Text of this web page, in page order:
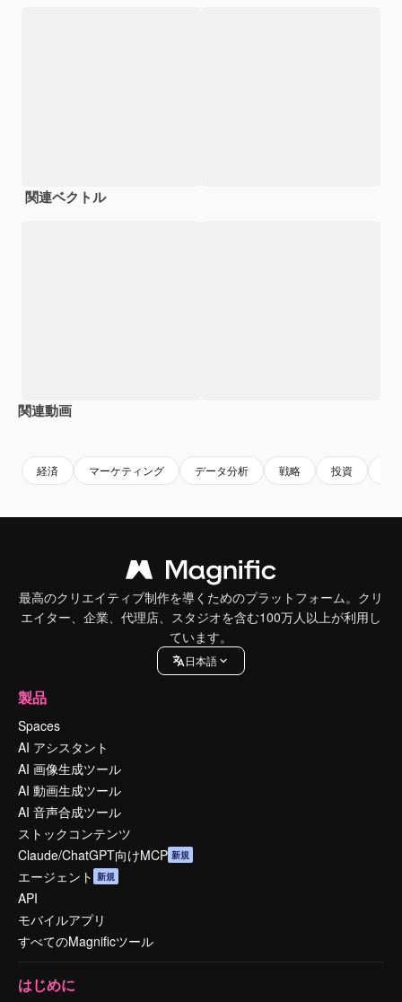
関連ベクトル
関連動画
経済 マーケティング データ分析 戦略 投資
最高のクリエイティブ制作を導くためのプラットフォーム。クリ
エイター、企業、代理店、スタジオを含む100万人以上が利用し
ています。
日本語
製品
Spaces
AI アシスタント
AI 画像生成ツール
AI 動画生成ツール
AI 音声合成ツール
ストックコンテンツ
Claude/ChatGPT向けMCP 新規
エージェント 新規
API
モバイルアプリ
すべてのMagnificツール
はじめに